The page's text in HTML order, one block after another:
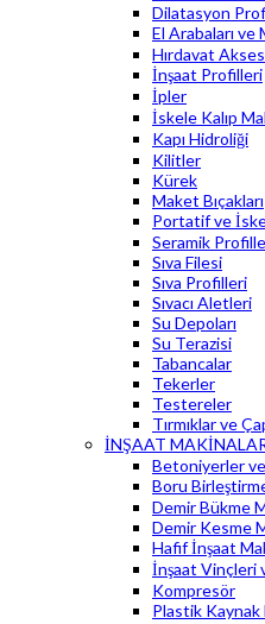
Dilatasyon
El Arabaları ve
Hırdavat
İnşaat Profilleri
İpler
İskele Kalıp
Kapı Hidroliği
Kilitler
Kürek
Maket Bıçakları
Portatif ve
Seramik
Sıva Filesi
Sıva Profilleri
Sıvacı Aletleri
Su Depoları
Su Terazisi
Tabancalar
Tekerler
Testereler
Tırmıklar ve
İNŞAAT
Betoniyerler
Boru
Demir Bükme
Demir Kesme
Hafif İnşaat
İnşaat Vinçleri
Kompresör
Plastik Kaynak